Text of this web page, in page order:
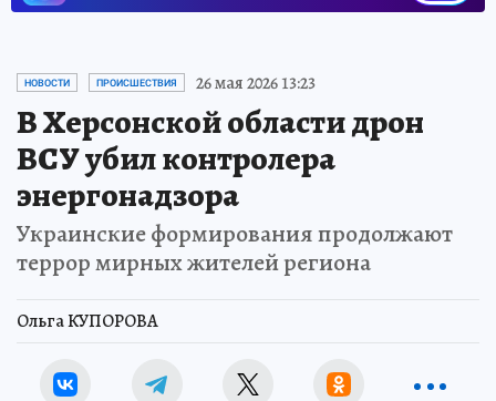
НОВОСТИ ПРОИСШЕСТВИЯ 26 мая 2026 13:23
В Херсонской области дрон
ВСУ убил контролера
энергонадзора
Украинские формирования продолжают
террор мирных жителей региона
Ольга КУПОРОВА